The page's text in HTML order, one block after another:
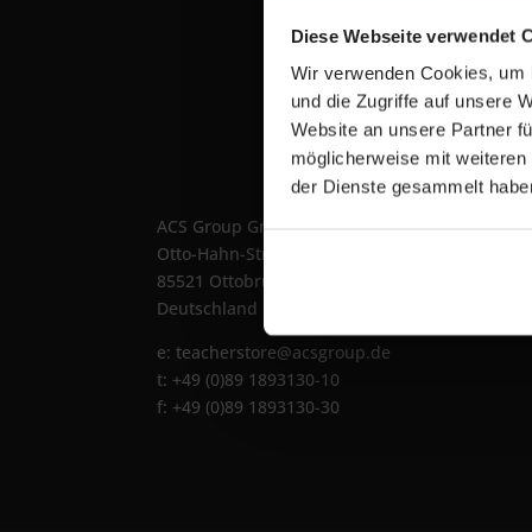
Diese Webseite verwendet
Wir verwenden Cookies,
und die Zugriffe auf unsere
Website an unsere Partner
möglicherweise mit
der Dienste gesammelt
ACS Group GmbH
Otto-Hahn-Str. 38a
85521 Ottobrunn / Riemerling
Deutschland
e: teacherstore@acsgroup.de
t: +49 (0)89 1893130-10
f: +49 (0)89 1893130-30